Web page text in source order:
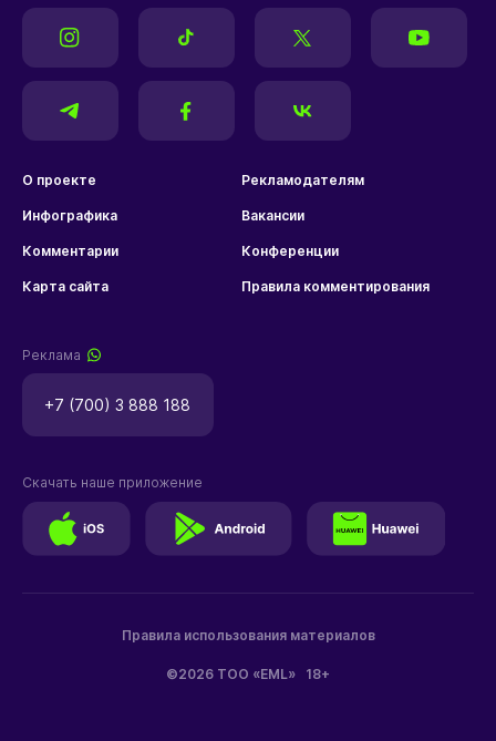
О проекте Рекламодателям
Инфографика Вакансии
Комментарии Конференции
Карта сайта Правила комментирования
Реклама
+7 (700) 3 888 188
©2026 ТОО «EML» 18+
Правила использования материалов
Скачать наше приложение